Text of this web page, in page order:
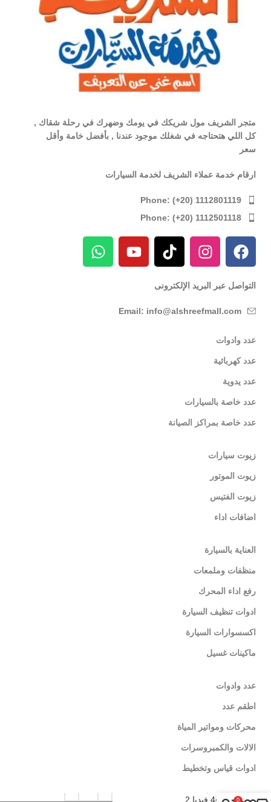
متجر الشريف مول شريكك في يومك وضهرك في رحلة شقاك ,
كل اللي هتحتاجه في شغلك موجود عندنا , بأفضل خامة وأقل
سعر
ارقام خدمة عملاء الشريف لخدمة السيارات
Phone: (+20) 1112801119
Phone: (+20) 1112501118
التواصل عبر البريد الإلكترونى
Email: info@alshreefmall.com
عدد وادوات
عدد كهربائية
عدد يدوية
عدد خاصة بالسيارات
عدد خاصة بمراكز الصيانة
زيوت سيارات
زيوت الموتور
زيوت الفتيس
اضافات اداء
العناية بالسيارة
منظفات وملمعات
رفع اداء المحرك
ادوات تنظيف السيارة
اكسسوارات السيارة
ماكينات غسيل
عدد وادوات
اطقم عدد
محركات ومواتير المياة
الالات والكمبروسرات
ادوات قياس وتخطيط
4.5 فيديا 2
0